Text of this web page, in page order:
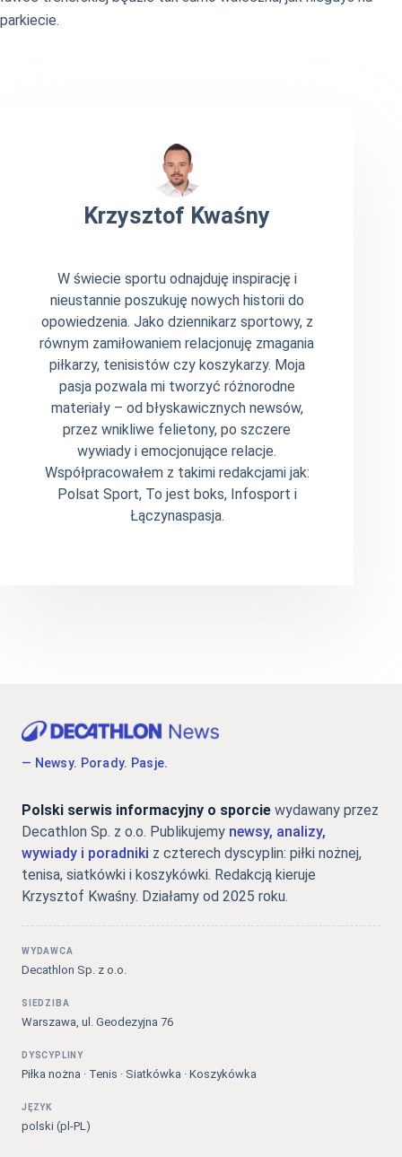
parkiecie.
Krzysztof Kwaśny
W świecie sportu odnajduję inspirację i
nieustannie poszukuję nowych historii do
opowiedzenia. Jako dziennikarz sportowy, z
równym zamiłowaniem relacjonuję zmagania
piłkarzy, tenisistów czy koszykarzy. Moja
pasja pozwala mi tworzyć różnorodne
materiały – od błyskawicznych newsów,
przez wnikliwe felietony, po szczere
wywiady i emocjonujące relacje.
Współpracowałem z takimi redakcjami jak:
Polsat Sport, To jest boks, Infosport i
Łączynaspasja.
— Newsy. Porady. Pasje.
Polski serwis informacyjny o sporcie wydawany przez
Decathlon Sp. z o.o. Publikujemy newsy, analizy,
wywiady i poradniki z czterech dyscyplin: piłki nożnej,
tenisa, siatkówki i koszykówki. Redakcją kieruje
Krzysztof Kwaśny. Działamy od 2025 roku.
WYDAWCA
Decathlon Sp. z o.o.
SIEDZIBA
Warszawa, ul. Geodezyjna 76
DYSCYPLINY
Piłka nożna · Tenis · Siatkówka · Koszykówka
JĘZYK
polski (pl-PL)